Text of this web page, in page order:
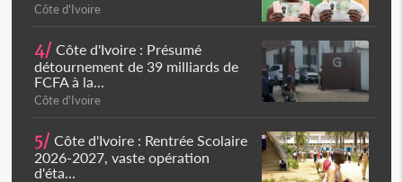
Côte d'Ivoire
4/ Côte d'Ivoire : Présumé
détournement de 39 milliards de
FCFA à la...
Côte d'Ivoire
5/ Côte d'Ivoire : Rentrée Scolaire
2026-2027, vaste opération
d'éta...